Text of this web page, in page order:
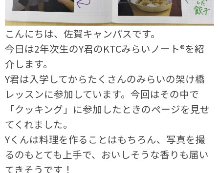
こんにちは、佐賀キャンパスです。
今日は2年次生のY君のKTCみらいノート®を紹
介します。
Y君は入学してからたくさんのみらいの架け橋
レッスンに参加しています。今回はその中で
「クッキング」に参加したときのページを見せ
てくれました。
Yくんは料理を作ることはもちろん、写真を撮
るのもとても上手で、おいしそうな香りも届い
てきそうです！